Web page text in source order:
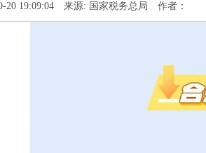
20 19:09:04 来源: 国家税务总局 作者：